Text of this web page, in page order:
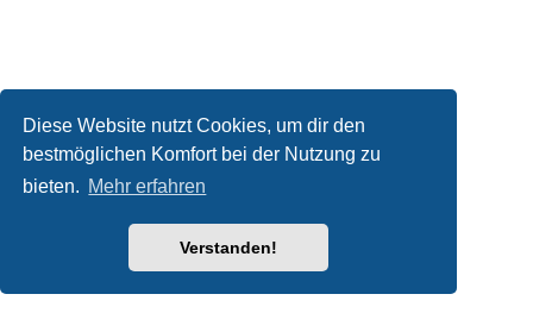
Diese Website nutzt Cookies, um dir den
bestmöglichen Komfort bei der Nutzung zu
bieten. Mehr erfahren
Verstanden!